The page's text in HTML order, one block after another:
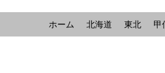
ホーム 北海道 東北 甲